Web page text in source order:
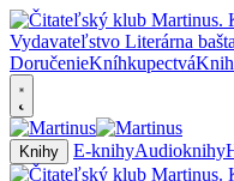
DoručenieKníhkupectvá
Knihy E-knihyAudioknihy